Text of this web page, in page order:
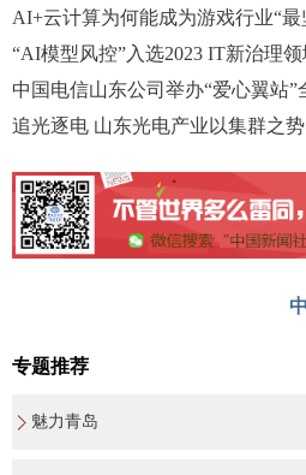
AI+云计算为何能成为游戏行业“最
“AI模型风控”入选2023 IT新治理
中国电信山东公司举办“爱心翼站”
追光逐电 山东光电产业以集群之
专题推荐
魅力青岛